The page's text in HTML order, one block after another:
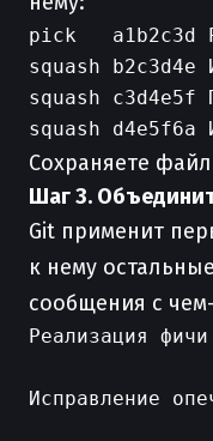
pick   a1b2c3d
squash b2c3d4e
squash c3d4e5f
Сохраняете
Шаг 3.
Git применит
к нему
сообщения с
Реализация
Исправление